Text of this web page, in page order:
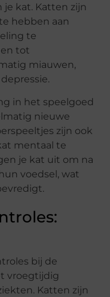
je kat. Katten zijn
hebben aan
te
tot
miauwen,
in het speelgoed
nieuwe
zijn ook
mentaal te
je kat uit om na
voedsel, wat
bij de
vroegtijdig
Katten zijn